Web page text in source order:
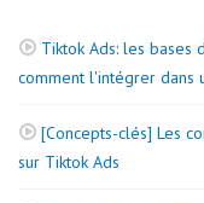
Tiktok Ads: les
comment l'intégrer
[Concepts-clés] Les
sur Tiktok Ads